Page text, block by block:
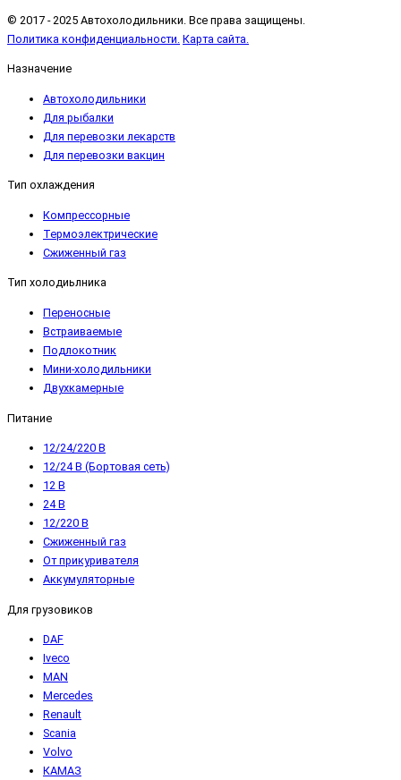
© 2017 - 2025 Автохолодильники. Все права защищены.
Политика конфиденциальности. Карта сайта.
Назначение
Автохолодильники
Для рыбалки
Для перевозки лекарств
Для перевозки вакцин
Тип охлаждения
Компрессорные
Термоэлектрические
Сжиженный газ
Тип холодиьлника
Переносные
Встраиваемые
Подлокотник
Мини-холодильники
Двухкамерные
Питание
12/24/220 В
12/24 В (Бортовая сеть)
12 В
24 В
12/220 В
Сжиженный газ
От прикуривателя
Аккумуляторные
Для грузовиков
DAF
Iveco
MAN
Mercedes
Renault
Scania
Volvo
КАМАЗ